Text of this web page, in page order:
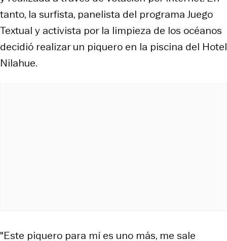
tanto, la surfista, panelista del programa Juego
Textual y activista por la limpieza de los océanos
decidió realizar un piquero en la piscina del Hotel
Nilahue.
"Este piquero para mí es uno más, me sale